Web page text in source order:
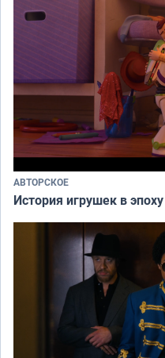
АВТОРСКОЕ
История игрушек в